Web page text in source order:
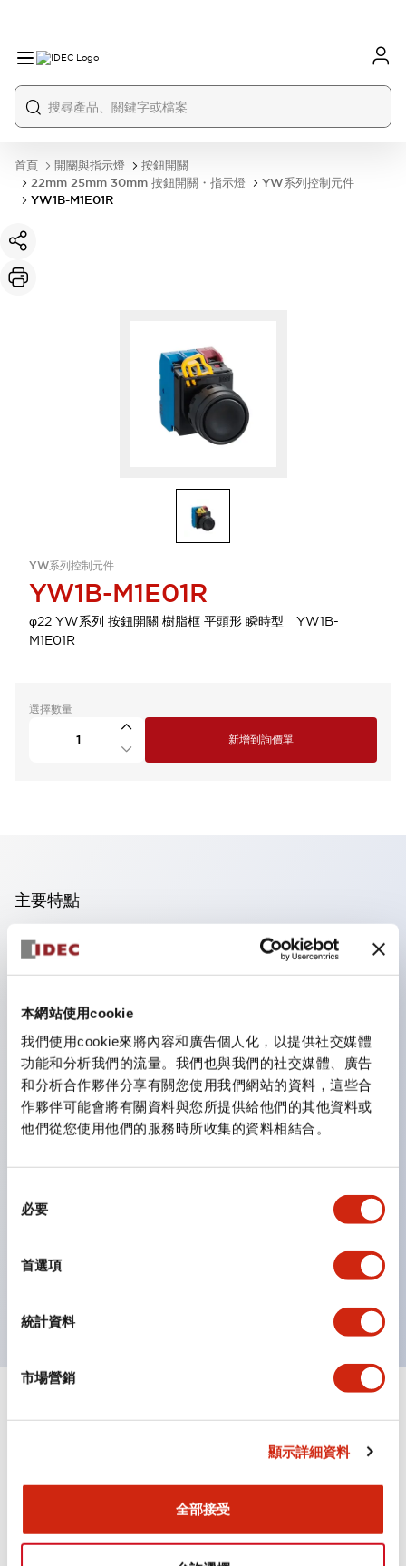
本網站使用cookie
我們使用cookie來將內容和廣告個人化，以提供社交媒體
功能和分析我們的流量。我們也與我們的社交媒體、廣告
和分析合作夥伴分享有關您使用我們網站的資料，這些合
作夥伴可能會將有關資料與您所提供給他們的其他資料或
他們從您使用他們的服務時所收集的資料相結合。
必要
首選項
統計資料
市場營銷
顯示詳細資料
全部接受
首頁 開關與指示燈
按鈕開關
22mm 25mm 30mm 按鈕開關・指示燈
YW系列控制元件
YW1B-M1E01R
YW系列控制元件
YW1B-M1E01R
φ22 YW系列 按鈕開關 樹脂框 平頭形 瞬時型 YW1B-
M1E01R
選擇數量
新增到詢價單
主要特點
手指安全型螺絲端子。
保護等級為 IP20(IEC60529)（面板前為IP65）。
另具備鑰匙選擇開關，一體型指示燈，機種豐富！
備有符合國際標準的緊急停止開關。備有照明與非照明
型。解除鎖定方式有拉出或旋轉型。具備直接開路動作功
能（IEC60947-5-1 附件K）。具備安全鎖定結構
（IEC60947-5-5 6.2）。
指示燈採用大燈罩，確保更廣的視角和範圍，增強安全
性。
線引起的反光。
+